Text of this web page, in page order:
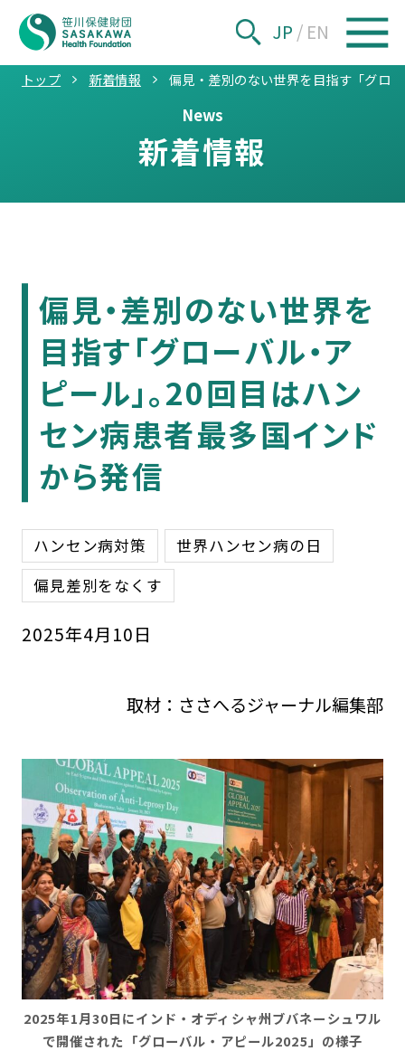
JP / EN
トップ 新着情報 偏見・差別のない世界を目指す「グロ
News
新着情報
偏見・差別のない世界を
目指す「グローバル・ア
ピール」。20回目はハン
セン病患者最多国インド
から発信
ハンセン病対策
世界ハンセン病の日
偏見差別をなくす
2025年4月 10日
取材：ささへるジャーナル編集部
2025年1月30日にインド・オディシャ州ブバネーシュワル
で開催された「グローバル・アピール2025」の様子